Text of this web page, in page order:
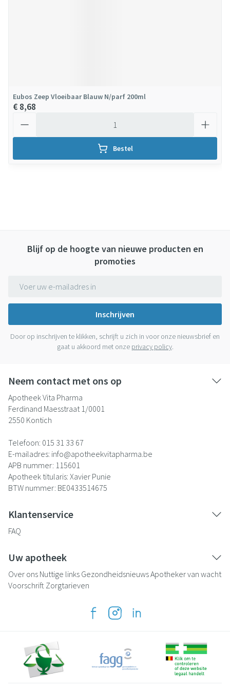
Eubos Zeep Vloeibaar Blauw N/parf 200ml
€ 8,68
Bestel
Blijf op de hoogte van nieuwe producten en
promoties
Inschrijven
Door op inschrijven te klikken, schrijft u zich in voor onze nieuwsbrief en
gaat u akkoord met onze privacy policy.
Neem contact met ons op
Apotheek Vita Pharma
Ferdinand Maesstraat 1/0001
2550 Kontich
Telefoon: 015 31 33 67
E-mailadres: info@apotheekvitapharma.be
APB nummer: 115601
Apotheek titularis: Xavier Punie
BTW nummer: BE0433514675
Klantenservice
FAQ
Uw apotheek
Over ons Nuttige links GezondheidsnieuwsApotheker van wacht
Voorschrift Zorgtarieven